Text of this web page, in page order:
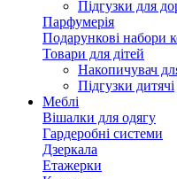
Підгузки для
Парфумерія
Подарункові набори
Товари для дітей
Накопичувач
Підгузки дитячі
Меблі
Вішалки для одягу
Гардеробні системи
Дзеркала
Етажерки